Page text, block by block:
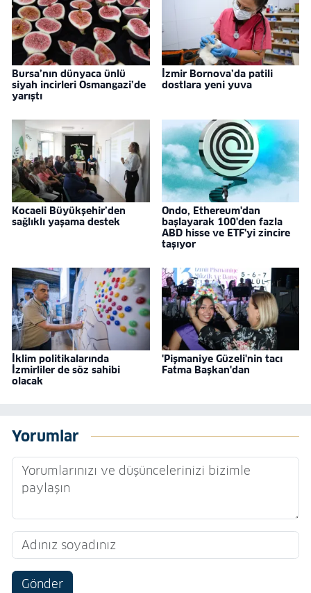
Bursa’nın dünyaca ünlü
siyah incirleri Osmangazi’de
yarıştı
İzmir Bornova’da patili
dostlara yeni yuva
Kocaeli Büyükşehir’den
sağlıklı yaşama destek
Ondo, Ethereum'dan
başlayarak 100'den fazla
ABD hisse ve ETF'yi zincire
taşıyor
İklim politikalarında
İzmirliler de söz sahibi
olacak
'Pişmaniye Güzeli'nin tacı
Fatma Başkan'dan
Yorumlar
Gönder